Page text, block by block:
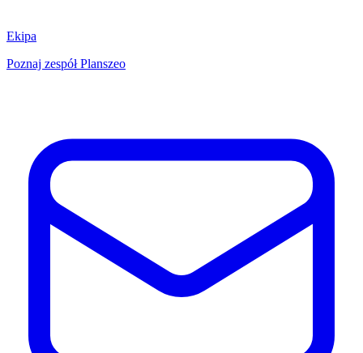
Ekipa
Poznaj zespół Planszeo